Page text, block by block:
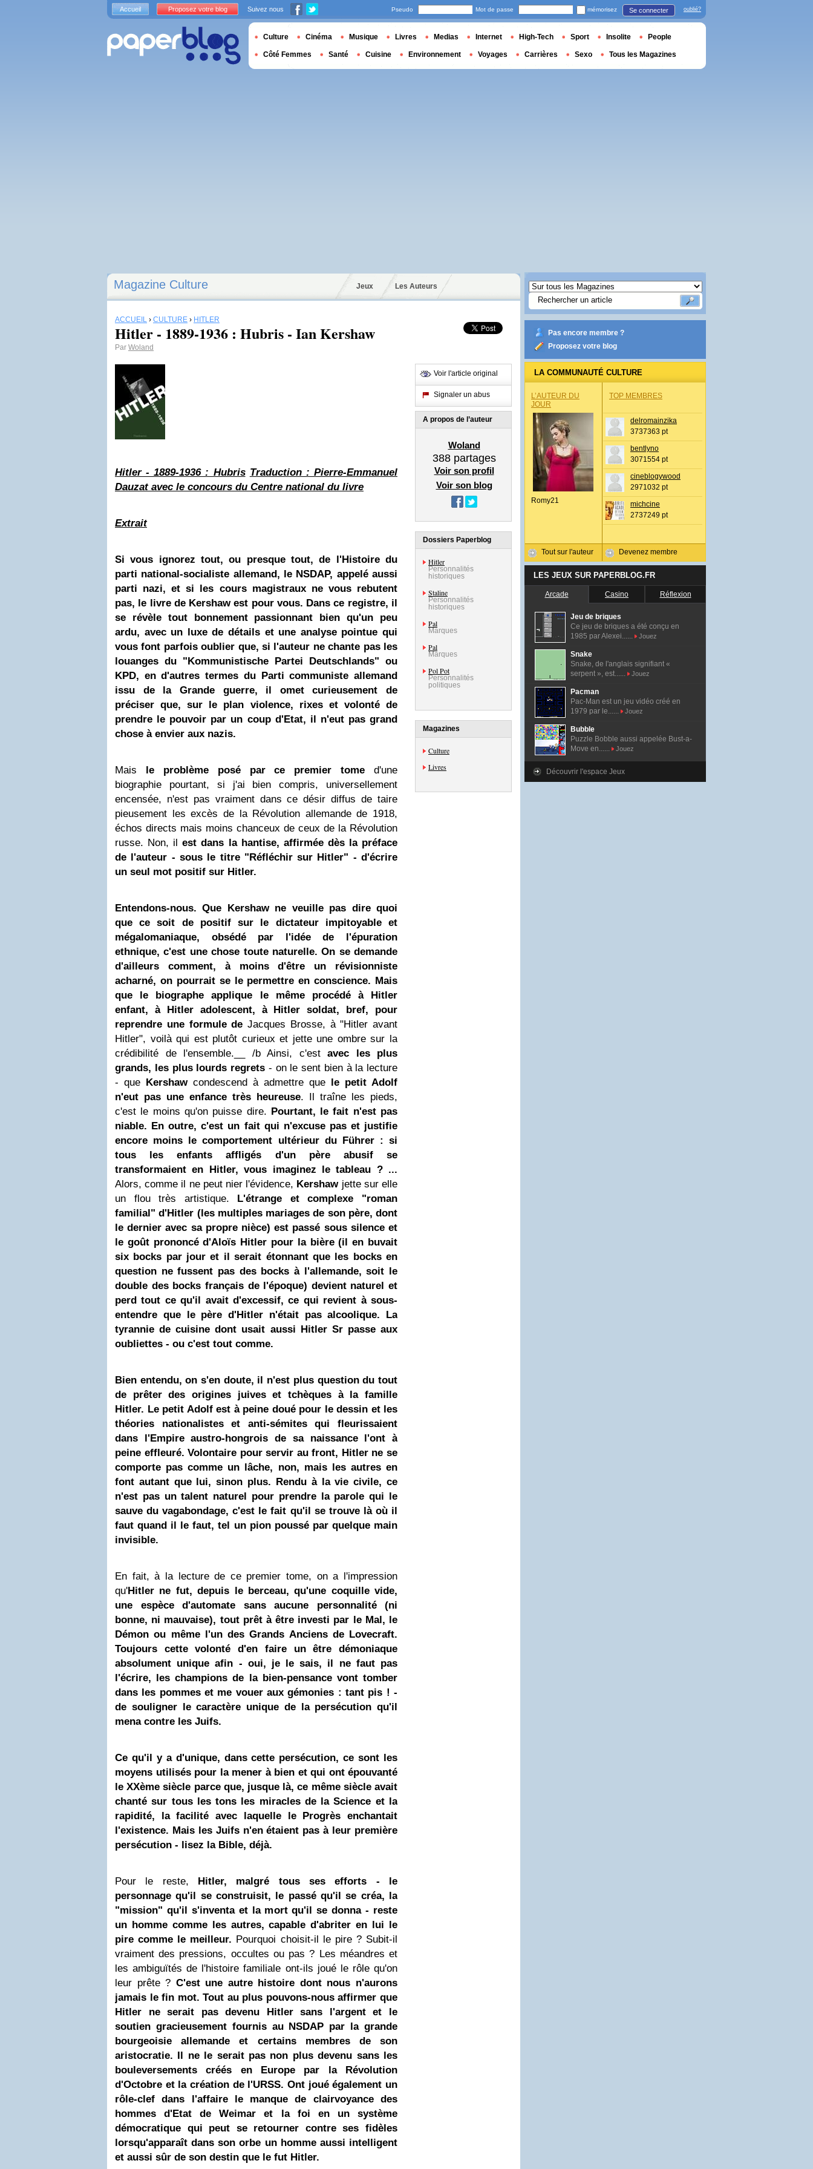
Magazine Culture Jeux Les Auteurs
ACCUEIL › CULTURE › HITLER
Hitler - 1889-1936 : Hubris - Ian Kershaw
Par Woland
Hitler- 1889-1936 : Hubris Traduction : Pierre-Emmanuel
Dauzat avec le concours du Centre national du livre
Extrait
Si vous ignorez tout, ou presque tout, de l'Histoire du
parti national-socialiste allemand, le NSDAP, appelé aussi
parti nazi, et si les cours magistraux ne vous rebutent
pas, le livre de Kershaw est pour vous. Dans ce registre, il
se révèle tout bonnement passionnant bien qu'un peu
ardu, avec un luxe de détails et une analyse pointue qui
vous font parfois oublier que, si l'auteur ne chante pas les
louanges du "Kommunistische Partei Deutschlands" ou
KPD, en d'autres termes du Parti communiste allemand
issu de la Grande guerre, il omet curieusement de
préciser que, sur le plan violence, rixes et volonté de
prendre le pouvoir par un coup d'Etat, il n'eut pas grand
chose à envier aux nazis.
Mais le problème posé par ce premier tome d'une
biographie pourtant, si j'ai bien compris, universellement
encensée, n'est pas vraiment dans ce désir diffus de taire
pieusement les excès de la Révolution allemande de 1918,
échos directs mais moins chanceux de ceux de la Révolution
russe. Non, ilest dans la hantise, affirmée dès la préface
de l'auteur - sous le titre "Réfléchir sur Hitler" - d'écrire
un seul mot positif sur Hitler.
Entendons-nous. Que Kershaw ne veuille pas dire quoi
que ce soit de positif sur le dictateur impitoyable et
mégalomaniaque, obsédé par l'idée de l'épuration
ethnique, c'est une chose toute naturelle. On se demande
d'ailleurs comment, à moins d'être un révisionniste
acharné, on pourrait se le permettre en conscience. Mais
que le biographe applique le même procédé à Hitler
enfant, à Hitler adolescent, à Hitler soldat, bref, pour
reprendre une formule de Jacques Brosse, à "Hitler avant
Hitler", voilà qui est plutôt curieux et jette une ombre sur la
crédibilité de l'ensemble.__ /b Ainsi, c'est avec les plus
grands, les plus lourds regrets - on le sent bien à la lecture
- que Kershawcondescend à admettre que le petit Adolf
n'eut pas une enfance très heureuse. Il traîne les pieds,
c'est le moins qu'on puisse dire. Pourtant, le fait n'est pas
niable. En outre, c'est un fait qui n'excuse pas et justifie
encore moins le comportement ultérieur du Führer : si
tous les enfants affligés d'un père abusif se
transformaient en Hitler, vous imaginez le tableau ? ...
Alors, comme il ne peut nier l'évidence, Kershawjette sur elle
un flou très artistique. L'étrange et complexe "roman
familial" d'Hitler (les multiples mariages de son père, dont
le dernier avec sa propre nièce) est passé sous silence et
le goût prononcé d'Aloïs Hitler pour la bière (il en buvait
six bocks par jour et il serait étonnant que les bocks en
question ne fussent pas des bocks à l'allemande, soit le
double des bocks français de l'époque) devient naturel et
perd tout ce qu'il avait d'excessif, ce qui revient à sous-
entendre que le père d'Hitler n'était pas alcoolique. La
tyrannie de cuisine dont usait aussi Hitler Sr passe aux
oubliettes - ou c'est tout comme.
Bien entendu, on s'en doute, il n'est plus question du tout
de prêter des origines juives et tchèques à la famille
Hitler. Le petit Adolf est à peine doué pour le dessin et les
théories nationalistes et anti-sémites qui fleurissaient
dans l'Empire austro-hongrois de sa naissance l'ont à
peine effleuré. Volontaire pour servir au front, Hitler ne se
comporte pas comme un lâche, non, mais les autres en
font autant que lui, sinon plus. Rendu à la vie civile, ce
n'est pas un talent naturel pour prendre la parole qui le
sauve du vagabondage, c'est le fait qu'il se trouve là où il
faut quand il le faut, tel un pion poussé par quelque main
invisible.
En fait, à la lecture de ce premier tome, on a l'impression
qu'Hitler ne fut, depuis le berceau, qu'une coquille vide,
une espèce d'automate sans aucune personnalité (ni
bonne, ni mauvaise), tout prêt à être investi par le Mal, le
Démon ou même l'un des Grands Anciens de Lovecraft.
Toujours cette volonté d'en faire un être démoniaque
absolument unique afin - oui, je le sais, il ne faut pas
l'écrire, les champions de la bien-pensance vont tomber
dans les pommes et me vouer aux gémonies : tant pis ! -
de souligner le caractère unique de la persécution qu'il
mena contre les Juifs.
Ce qu'il y a d'unique, dans cette persécution, ce sont les
moyens utilisés pour la mener à bien et qui ont épouvanté
le XXème siècle parce que, jusque là, ce même siècle avait
chanté sur tous les tons les miracles de la Science et la
rapidité, la facilité avec laquelle le Progrès enchantait
l'existence. Mais les Juifs n'en étaient pas à leur première
persécution - lisez la Bible, déjà.
Pour le reste, Hitler, malgré tous ses efforts - le
personnage qu'il se construisit, le passé qu'il se créa, la
"mission" qu'il s'inventa et la mort qu'il se donna - reste
un homme comme les autres, capable d'abriter en lui le
pire comme le meilleur. Pourquoi choisit-il le pire ? Subit-il
vraiment des pressions, occultes ou pas ? Les méandres et
les ambiguïtés de l'histoire familiale ont-ils joué le rôle qu'on
leur prête ? C'est une autre histoire dont nous n'aurons
jamais le fin mot. Tout au plus pouvons-nous affirmer que
Hitler ne serait pas devenu Hitler sans l'argent et le
soutien gracieusement fournis au NSDAP par la grande
bourgeoisie allemande et certains membres de son
aristocratie. Il ne le serait pas non plus devenu sans les
bouleversements créés en Europe par la Révolution
d'Octobre et la création de l'URSS. Ont joué également un
rôle-clef dans l'affaire le manque de clairvoyance des
hommes d'Etat de Weimar et la foi en un système
démocratique qui peut se retourner contre ses fidèles
lorsqu'apparaît dans son orbe un homme aussi intelligent
et aussi sûr de son destin que le fut Hitler.
Voir l'article original
Signaler un abus
A propos de l’auteur
Woland
388partages
Voir son profil
Voir son blog
Dossiers Paperblog
Hitler
Personnalités
historiques
Staline
Personnalités
historiques
Pal
Marques
Pal
Marques
Pol Pot
Personnalités
politiques
Magazines
Culture
Livres
Pas encore membre ?
Proposez votre blog
LA COMMUNAUTÉ CULTURE
L’AUTEUR DU
JOUR
Romy21
Tout sur l'auteur
TOP MEMBRES
delromainzika
3737363 pt
bentlyno
3071554 pt
cineblogywood
2971032 pt
michcine
2737249 pt
Devenez membre
LES JEUX SUR PAPERBLOG.FR
Arcade Casino Réflexion
Jeu de briques
Ce jeu de briques a été conçu en
1985 par Alexei......
Jouez
Snake
Snake, de l'anglais signifiant «
serpent », est......
Jouez
Pacman
Pac-Man est un jeu vidéo créé en
1979 par le......
Jouez
Bubble
Puzzle Bobble aussi appelée Bust-a-
Move en......
Jouez
Découvrir l'espace Jeux
Accueil Proposez votre blog Suivez nous Pseudo Mot de passe mémorisez Se connecter oublié?
Culture Cinéma Musique Livres Medias Internet High-Tech Sport Insolite People
Côté Femmes Santé Cuisine Environnement Voyages Carrières Sexo Tous les Magazines